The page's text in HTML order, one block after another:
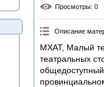
Просмотры: 0
Описание
МХАТ, Малый
театральных
общедоступный